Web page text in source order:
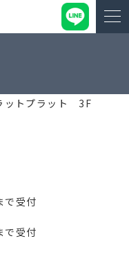
ットプラット 3F
で受付
で受付